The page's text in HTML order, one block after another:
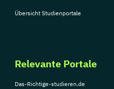
Übersicht Studienportale
Relevante Portale
Das-Richtige-studieren.de